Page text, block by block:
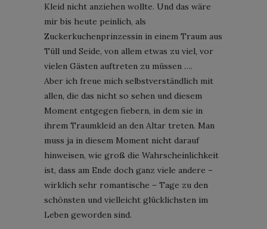
Kleid nicht anziehen wollte. Und das wäre
mir bis heute peinlich, als
Zuckerkuchenprinzessin in einem Traum aus
Tüll und Seide, von allem etwas zu viel, vor
vielen Gästen auftreten zu müssen ….
Aber ich freue mich selbstverständlich mit
allen, die das nicht so sehen und diesem
Moment entgegen fiebern, in dem sie in
ihrem Traumkleid an den Altar treten. Man
muss ja in diesem Moment nicht darauf
hinweisen, wie groß die Wahrscheinlichkeit
ist, dass am Ende doch ganz viele andere –
wirklich sehr romantische – Tage zu den
schönsten und vielleicht glücklichsten im
Leben geworden sind.